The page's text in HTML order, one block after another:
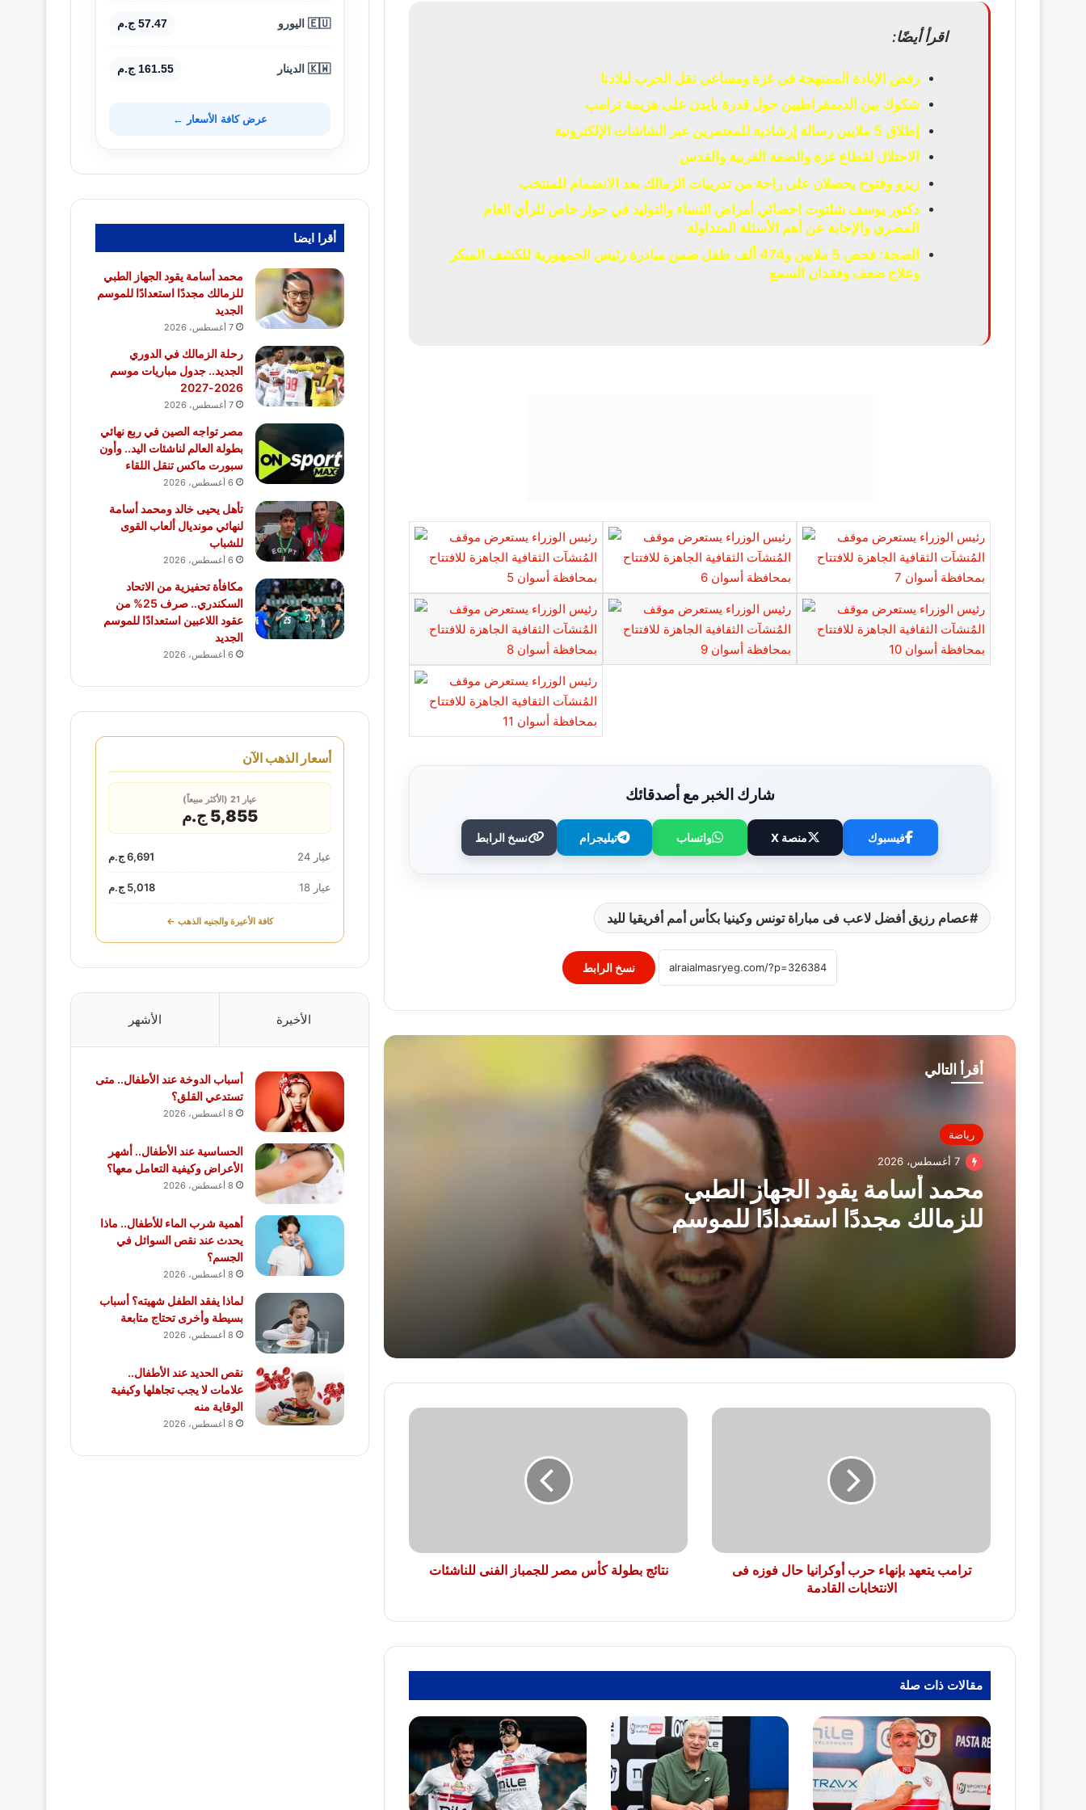
اقرأ أيضًا:
رفض الإبادة الممنهجة فى غزة ومساعى نقل الحرب لبلادنا
شكوك بين الديمقراطيين حول قدرة بايدن على هزيمة ترامب
إطلاق 5 ملايين رسالة إرشادية للمعتمرين عبر الشاشات الإلكترونية
الاحتلال لقطاع غزة والضفة الغربية والقدس
زيزو وفتوح يحصلان على راحة من تدريبات الزمالك بعد الانضمام للمنتخب
دكتور يوسف شلتوت اخصائي أمراض النساء والتوليد في حوار خاص للرأي العام
المصري والإجابة عن أهم الأسئلة المتداولة
الصحة: فحص 5 ملايين و474 ألف طفل ضمن مبادرة رئيس الجمهورية للكشف المبكر
وعلاج ضعف وفقدان السمع
شارك الخبر مع أصدقائك
فيسبوك منصة X واتساب تيليجرام نسخ الرابط
عصام رزيق أفضل لاعب فى مباراة تونس وكينيا بكأس أمم أفريقيا لليد
نسخ الرابط
أقرأ التالي
رياضة
7 أغسطس، 2026
محمد أسامة يقود الجهاز الطبي
للزمالك مجددًا استعدادًا للموسم
محمد أسامة يقود الجهاز الطبي للزمالك
رحلة الزمالك في الدوري الجديد.. جدول
تنقل اللقاء
مونديال ألعاب القوى للشباب
مكافأة تحفيزية من الاتحاد السكندري..
للموسم الجديد
الأهلي في الكونفدرالية.. موعد المباراة
الأولى وموعد ضربة البداية
الأهلي يترقب قرار محمد شريف بعد وصول
عروض لضمه
الزمالك يدرس موقف خوان بيزيرا بعد
نهاية مشوار حافل.. الزمالك يودع محمد علاء
ترامب
الانتخابات
القادمةترامب يتعهد بإنهاء حرب أوكرانيا حال فوزه فى
الانتخابات القادمة
نتائج
نتائج بطولة كأس مصر للجمباز الفنى للناشئات
مقالات ذات صلة
🇪🇺 اليورو 57.47 ج.م
🇰🇼 الدينار 161.55 ج.م
عرض كافة الأسعار ←
أقرا ايضا
محمد أسامة يقود الجهاز الطبي
للزمالك مجددًا استعدادًا للموسم
الجديد
7 أغسطس، 2026
رحلة الزمالك في الدوري
الجديد.. جدول مباريات موسم
2026-2027
7 أغسطس، 2026
مصر تواجه الصين في ربع نهائي
بطولة العالم لناشئات اليد.. وأون
سبورت ماكس تنقل اللقاء
6 أغسطس، 2026
تأهل يحيى خالد ومحمد أسامة
لنهائي مونديال ألعاب القوى
للشباب
6 أغسطس، 2026
مكافأة تحفيزية من الاتحاد
السكندري.. صرف 25% من
عقود اللاعبين استعدادًا للموسم
الجديد
6 أغسطس، 2026
أسعار الذهب الآن
عيار 21 (الأكثر مبيعاً)
5,855 ج.م
عيار 24 6,691 ج.م
عيار 18 5,018 ج.م
كافة الأعيرة والجنيه الذهب ←
الأخيرة الأشهر
أسباب الدوخة عند الأطفال.. متى
تستدعي القلق؟
8 أغسطس، 2026
الحساسية عند الأطفال.. أشهر
الأعراض وكيفية التعامل معها؟
8 أغسطس، 2026
أهمية شرب الماء للأطفال.. ماذا
يحدث عند نقص السوائل في
الجسم؟
8 أغسطس، 2026
لماذا يفقد الطفل شهيته؟ أسباب
بسيطة وأخرى تحتاج متابعة
8 أغسطس، 2026
نقص الحديد عند الأطفال..
علامات لا يجب تجاهلها وكيفية
الوقاية منه
8 أغسطس، 2026